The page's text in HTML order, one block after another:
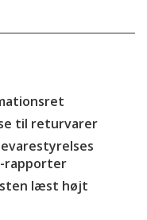
til returvarer
rapporter
læst højt